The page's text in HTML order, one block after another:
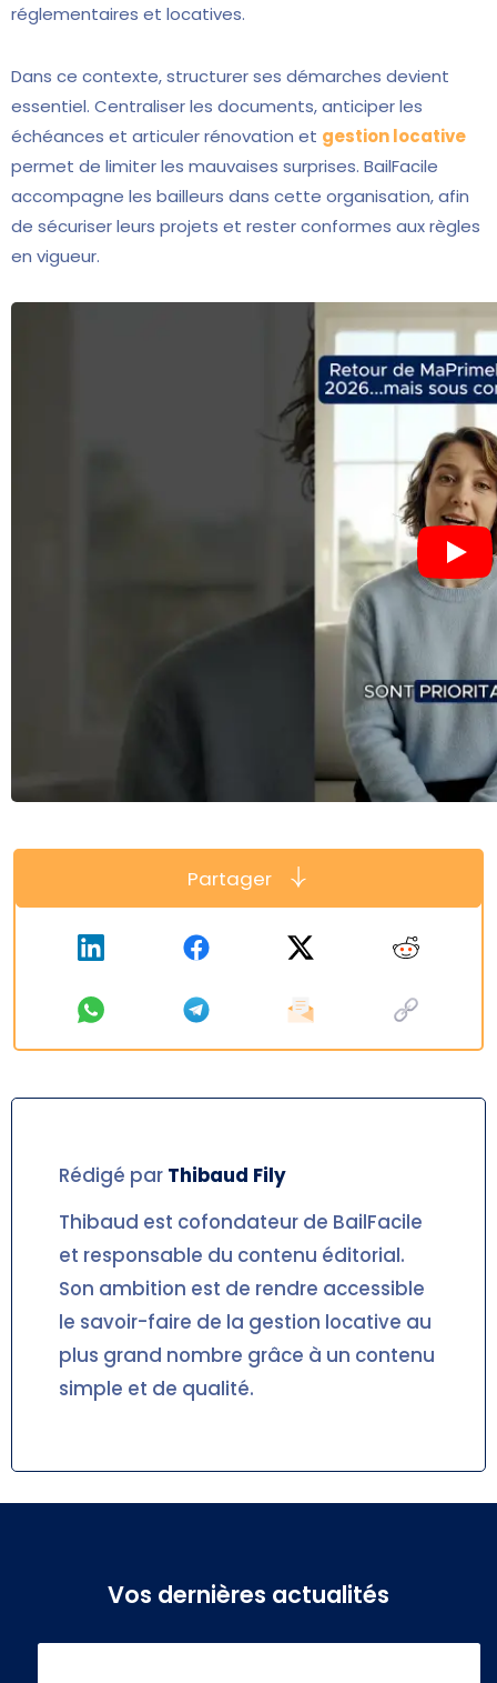
réglementaires et locatives.
Dans ce contexte, structurer ses démarches devient
essentiel. Centraliser les documents, anticiper les
échéances et articuler rénovation et gestion locative
permet de limiter les mauvaises surprises. BailFacile
accompagne les bailleurs dans cette organisation, afin
de sécuriser leurs projets et rester conformes aux règles
en vigueur.
Partager
Rédigé par Thibaud Fily
Thibaud est cofondateur de BailFacile
et responsable du contenu éditorial.
Son ambition est de rendre accessible
le savoir-faire de la gestion locative au
plus grand nombre grâce à un contenu
simple et de qualité.
Vos dernières actualités